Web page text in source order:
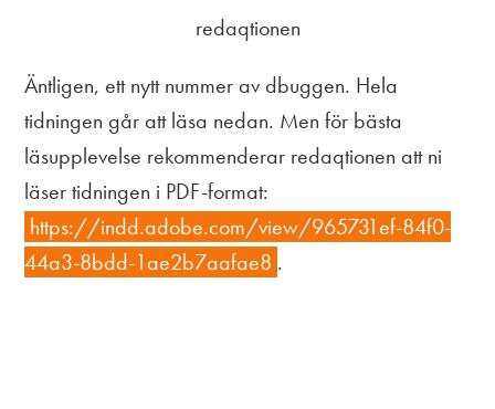
redaqtionen
Äntligen, ett nytt nummer av dbuggen. Hela
tidningen går att läsa nedan. Men för bästa
läsupplevelse rekommenderar redaqtionen att ni
läser tidningen i PDF-format:
https://indd.adobe.com/view/965731ef-84f0-
44a3-8bdd-1ae2b7aafae8 .